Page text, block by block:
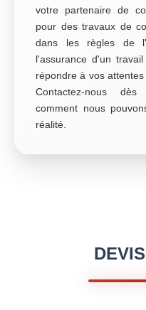
votre partenaire de
pour des travaux de
dans les règles de
l'assurance d'un
répondre à vos
Contactez-nous
comment nous
réalité.
DEVIS